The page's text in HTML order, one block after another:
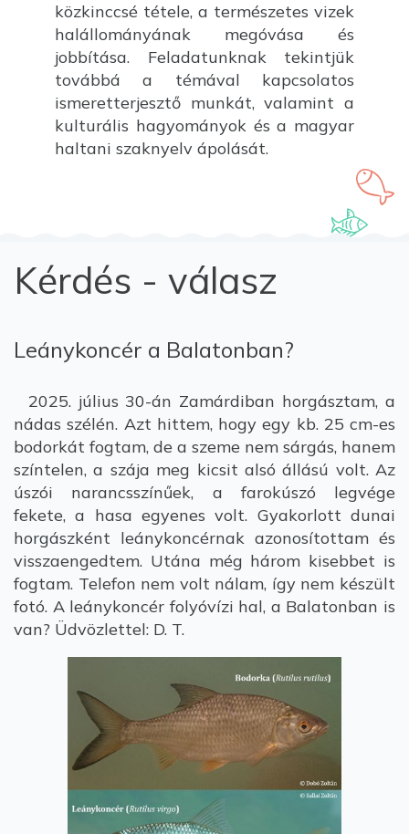
közkinccsé tétele, a természetes vizek
halállományának megóvása és
jobbítása. Feladatunknak tekintjük
továbbá a témával kapcsolatos
ismeretterjesztő munkát, valamint a
kulturális hagyományok és a magyar
haltani szaknyelv ápolását.
Kérdés - válasz
Leánykoncér a Balatonban?
2025. július 30-án Zamárdiban horgásztam, a
nádas szélén. Azt hittem, hogy egy kb. 25 cm-es
bodorkát fogtam, de a szeme nem sárgás, hanem
színtelen, a szája meg kicsit alsó állású volt. Az
úszói narancsszínűek, a farokúszó legvége
fekete, a hasa egyenes volt. Gyakorlott dunai
horgászként leánykoncérnak azonosítottam és
visszaengedtem. Utána még három kisebbet is
fogtam. Telefon nem volt nálam, így nem készült
fotó. A leánykoncér folyóvízi hal, a Balatonban is
van? Üdvözlettel: D. T.